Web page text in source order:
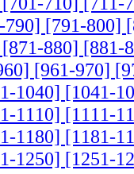
790] [791-800]
[871-880] [881-
[961-970]
1040] [1041-
1110] [1111-
1180] [1181-
1250] [1251-